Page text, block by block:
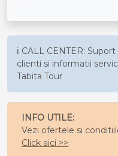
ℹ️ CALL CENTER: Suport
clienti si informatii
Tabita Tour
INFO UTILE:
Vezi ofertele si
Click aici >>